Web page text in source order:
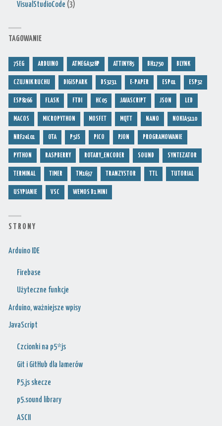
VisualStudioCode (3)
TAGOWANIE
7SEG ARDUINO ATMEGA328P ATTINY85 BH1750 BLYNK
CZUJNIK RUCHU DIGISPARK DS3231 E-PAPER ESP01 ESP32
ESP8266 FLASK FTDI HC05 JAVASCRIPT JSON LED
MACOS MICROPYTHON MOSFET MQTT NANO NOKIA5110
NRF24L01 OTA P5JS PICO PJON PROGRAMOWANIE
PYTHON RASPBERRY ROTARY_ENCODER SOUND SYNTEZATOR
TERMINAL TIMER TM1637 TRANZYSTOR TTL TUTORIAL
USYPIANIE VSC WEMOS D1 MINI
S T R O N Y
Arduino IDE
Firebase
Użyteczne funkcje
Arduino, ważniejsze wpisy
JavaScript
Czcionki na p5*js
Git i GitHub dla lamerów
P5.js skecze
p5.sound library
ASCII